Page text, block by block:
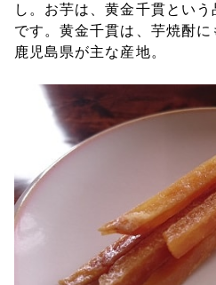
し。お芋は、黄金千貫とい
です。黄金千貫は、芋焼酎に
鹿児島県が主な産地。